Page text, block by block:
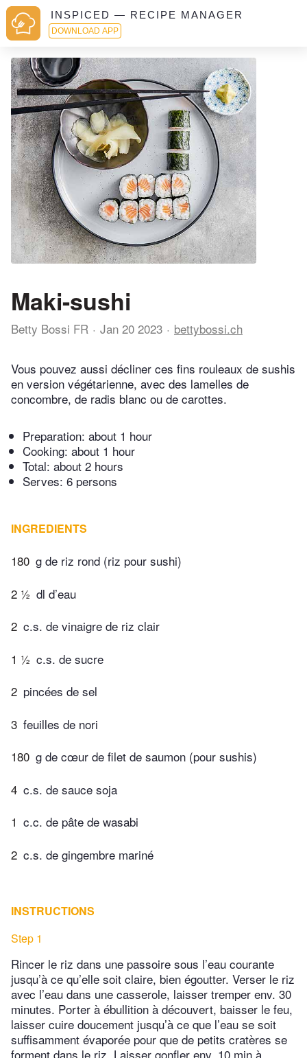
INSPICED — RECIPE MANAGER
DOWNLOAD APP
Maki-sushi
Betty Bossi FR Jan 20 2023 bettybossi.ch
Vous pouvez aussi décliner ces fins rouleaux de sushis
en version végétarienne, avec des lamelles de
concombre, de radis blanc ou de carottes.
Preparation: about 1 hour
Cooking: about 1 hour
Total: about 2 hours
Serves: 6 persons
INGREDIENTS
180 g de riz rond (riz pour sushi)
2 ½ dl d’eau
2 c.s. de vinaigre de riz clair
1 ½ c.s. de sucre
2 pincées de sel
3 feuilles de nori
180 g de cœur de filet de saumon (pour sushis)
4 c.s. de sauce soja
1 c.c. de pâte de wasabi
2 c.s. de gingembre mariné
INSTRUCTIONS
Step 1
Rincer le riz dans une passoire sous l’eau courante
jusqu’à ce qu’elle soit claire, bien égoutter. Verser le riz
avec l’eau dans une casserole, laisser tremper env. 30
minutes. Porter à ébullition à découvert, baisser le feu,
laisser cuire doucement jusqu’à ce que l’eau se soit
suffisamment évaporée pour que de petits cratères se
forment dans le riz. Laisser gonfler env. 10 min à